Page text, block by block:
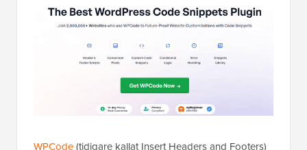
WPCode(tidigare kallat Insert Headers and Footers)